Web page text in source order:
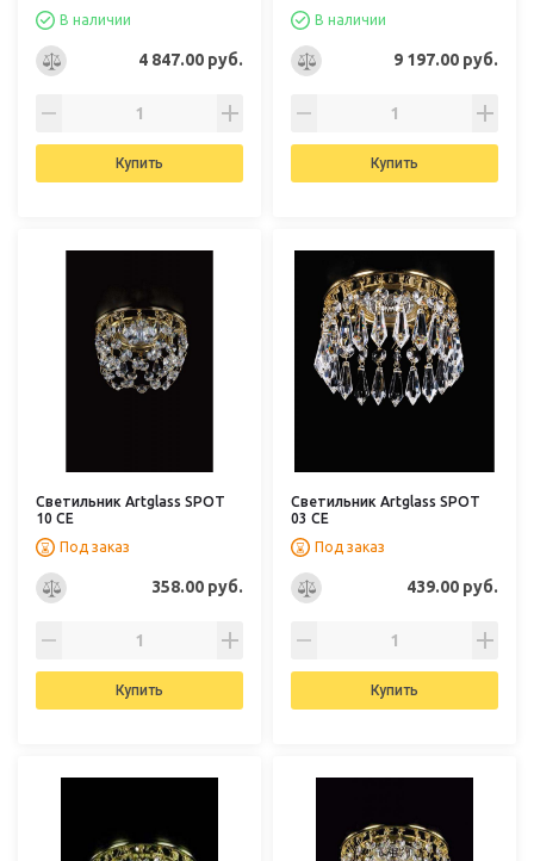
В наличии
4 847.00 руб.
Купить
В наличии
9 197.00 руб.
Купить
Светильник Artglass SPOT
10 CE
Под заказ
358.00 руб.
Купить
Светильник Artglass SPOT
03 CE
Под заказ
439.00 руб.
Купить